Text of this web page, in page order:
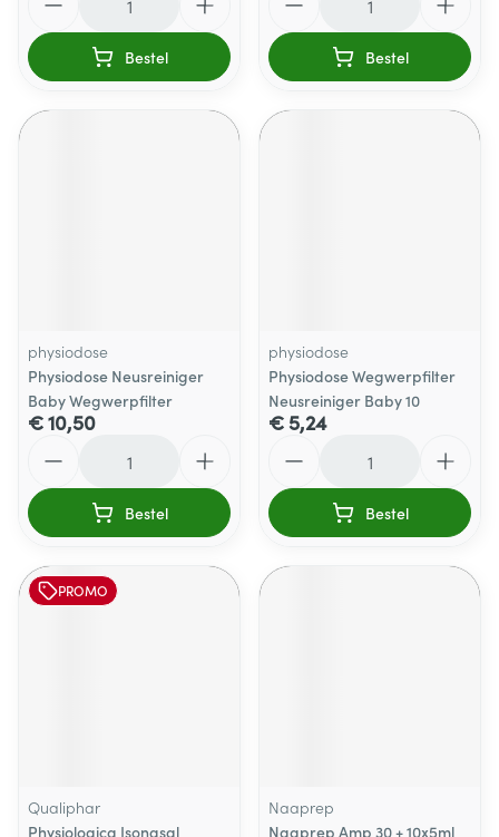
Bestel Bestel
physiodose
Physiodose Neusreiniger
Baby Wegwerpfilter
€ 10,50
Bestel
physiodose
Physiodose Wegwerpfilter
Neusreiniger Baby 10
€ 5,24
Bestel
PROMO
Qualiphar
Physiologica Isonasal
Naaprep
Naaprep Amp 30 + 10x5ml